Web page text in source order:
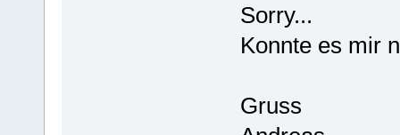
Sorry...
Konnte es mir
Gruss